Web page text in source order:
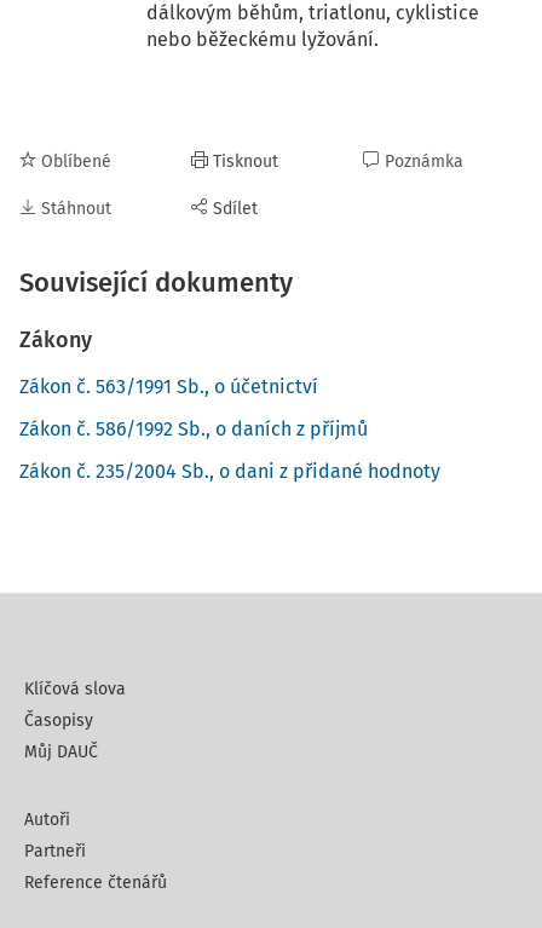
dálkovým běhům, triatlonu, cyklistice
nebo běžeckému lyžování.
Oblíbené
Stáhnout
Tisknout
Sdílet
Poznámka
Související dokumenty
Zákony
Zákon č. 563/1991 Sb., o účetnictví
Zákon č. 586/1992 Sb., o daních z příjmů
Zákon č. 235/2004 Sb., o dani z přidané hodnoty
Klíčová slova
Časopisy
Můj DAUČ
Autoři
Partneři
Reference čtenářů